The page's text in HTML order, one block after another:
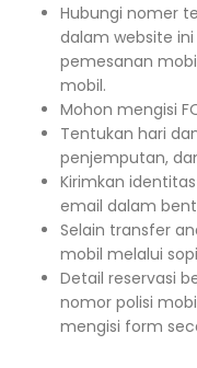
Hubungi nomer
dalam website
pemesanan
mobil.
Mohon mengisi
Tentukan hari
penjemputan,
Kirimkan
email dalam
Selain transfer
mobil melalui
Detail reservasi
nomor polisi
mengisi form